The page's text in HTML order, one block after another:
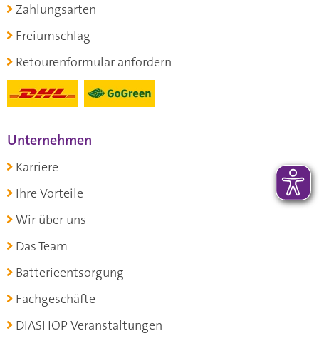
Zahlungsarten
Freiumschlag
Retourenformular anfordern
Unternehmen
Karriere
Ihre Vorteile
Wir über uns
Das Team
Batterieentsorgung
Fachgeschäfte
DIASHOP Veranstaltungen